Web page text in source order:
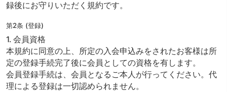
録後にお守りいただく規約です。
第2条 (登録)
1. 会員資格
本規約に同意の上、所定の入会申込みをされたお客様は所
定の登録手続完了後に会員としての資格を有します。
会員登録手続は、会員となるご本人が行ってください。代
理による登録は一切認められません。